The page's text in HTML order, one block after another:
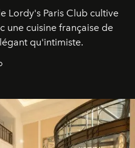
Lordy's Paris Club cultive
une cuisine française de
qu'intimiste.